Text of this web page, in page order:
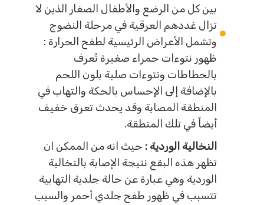
بين كل من الرضع والأطفال الصغار الذين لا
تزال غددهم العرقية في مرحلة النضوج
وتشمل الأعراض الرئيسية لطفح الحرارة :
ظهور نتوءات حمراء صغيرة تُعرف
بالحطاطات ونتوءات صلبة بلون اللحم
بالإضافة إلى الإحساس بالحكة والتهاب في
المنطقة المصابة وقد يحدث تعرق خفيف
أيضاً في تلك المنطقة.
النخالية الوردية : حيث انه من الممكن ان
تظهر هذه البقع نتيجة الإصابة بالنخالية
الوردية وهي عبارة عن حالة جلدية التهابية
تتسبب في ظهور طفح جلدي أحمر والسبب